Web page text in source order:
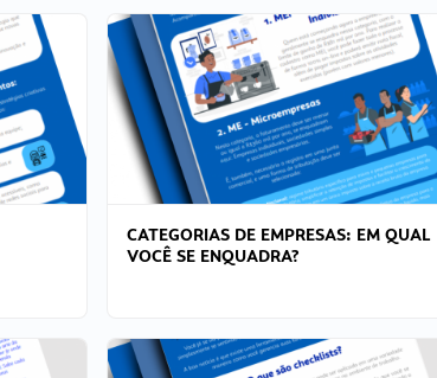
CATEGORIAS DE EMPRESAS: EM QUAL
VOCÊ SE ENQUADRA?